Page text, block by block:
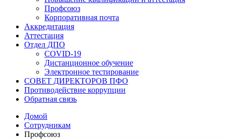
Профсоюз
Корпоративная почта
Аккредитация
Аттестация
Отдел ДПО
COVID-19
Дистанционное обучение
Электронное тестирование
СОВЕТ ДИРЕКТОРОВ ПФО
Противодействие коррупции
Обратная связь
Домой
Сотрудникам
Профсоюз